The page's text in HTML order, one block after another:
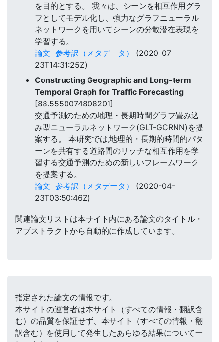
を目的とする。 我々は、シーンを相互作用グラ
フとしてモデル化し、強力なグラフニューラル
ネットワークを用いてシーンの分散潜在表現を
学習する。
論文 参考訳（メタデータ）
(2020-07-
23T14:31:25Z)
Constructing Geographic and Long-term
Temporal Graph for Traffic Forecasting
[88.5550074808201]
交通予測のための地理・長期時間グラフ畳み込
み型ニューラルネットワーク(GLT-GCRNN)を提
案する。 本研究では,地理的・長期的時間的パタ
ーンを共有する道路間のリッチな相互作用を学
習する交通予測のための新しいフレームワーク
を提案する。
論文 参考訳（メタデータ）
(2020-04-
23T03:50:46Z)
関連論文リストは本サイト内にある論文のタイトル・
アブストラクトから自動的に作成しています。
指定された論文の情報です。
本サイトの運営者は本サイト（すべての情報・翻訳含
む）の品質を保証せず、本サイト（すべての情報・翻
訳含む）を使用して発生したあらゆる結果について一